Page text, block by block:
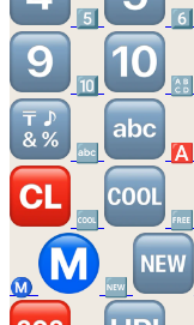
5️⃣ 6️⃣
🔟 🔠
🔤 🅰️
🆒 🆓
Ⓜ️ 🆕